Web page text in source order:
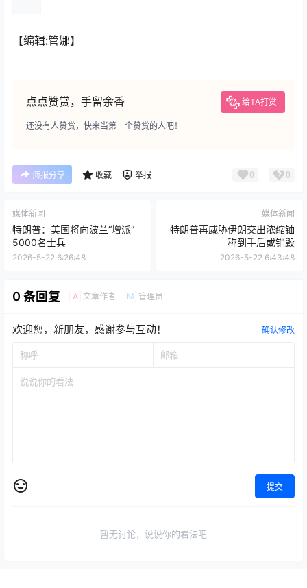
【编辑:管娜】
点点赞赏，手留余香 给TA打赏
还没有人赞赏，快来当第一个赞赏的人吧！
海报分享 收藏 举报 0 0
媒体新闻
特朗普：美国将向波兰“增派”
5000名士兵
2026-5-22 6:26:48
媒体新闻
特朗普再威胁伊朗交出浓缩铀
称到手后或销毁
2026-5-22 6:43:48
0 条回复 A 文章作者 M 管理员
欢迎您，新朋友，感谢参与互动！ 确认修改
提交
暂无讨论，说说你的看法吧